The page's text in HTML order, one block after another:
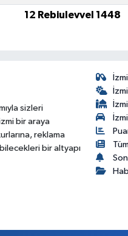
12 Rebiulevvel 1448
sizleri
bir araya
reklama
bir altyapı